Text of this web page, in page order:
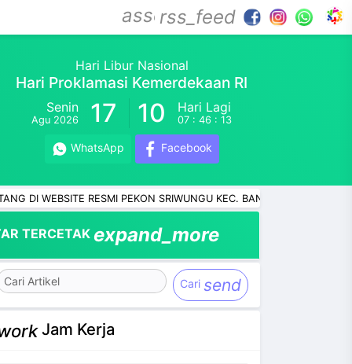
assessment
rss_feed
Hari Libur Nasional
Hari Proklamasi Kemerdekaan RI
Senin
Agu 2026 17 10 Hari Lagi
07 : 46 : 12
WhatsApp Facebook
RESMI PEKON SRIWUNGU KEC. BANYUMAS KAB. PRINGSEWU
TERCETAK expand_more
Cari send
Jam Kerja